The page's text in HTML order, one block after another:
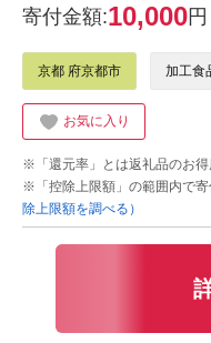
寄付金額:10,000円
京都 府京都市 加工食
お気に入り
※「還元率」とは返礼品のお得
※「控除上限額」の範囲内で
除上限額を調べる）